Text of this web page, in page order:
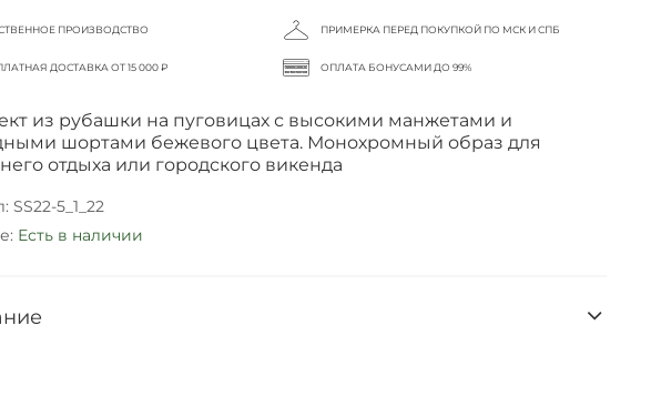
ПРОИЗВОДСТВО
ДОСТАВКА ОТ 15 000 ₽
ПРИМЕРКА ПЕРЕД ПОКУПКОЙ ПО МСК И СПБ
ОПЛАТА БОНУСАМИ ДО 99%
из рубашки на пуговицах с высокими манжетами и
шортами бежевого цвета. Монохромный образ для
отдыха или городского викенда
SS22-5_1_22
Есть в наличии